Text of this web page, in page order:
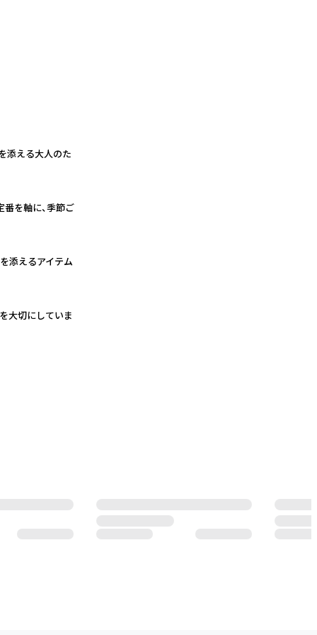
添える大人のた
を軸に、季節ご
添えるアイテム
大切にしていま